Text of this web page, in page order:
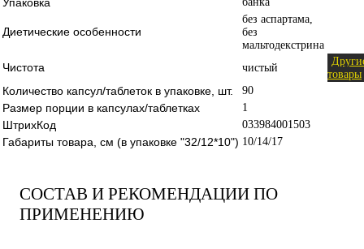
Диетические особенности
без аспартама,
без
мальтодекстрина
Чистота чистый
товары
Количество капсул/таблеток в упаковке, шт. 90
Размер порции в капсулах/таблетках 1
ШтрихКод 033984001503
Габариты товара, см (в упаковке "32/12*10") 10/14/17
СОСТАВ И РЕКОМЕНДАЦИИ ПО
ПРИМЕНЕНИЮ